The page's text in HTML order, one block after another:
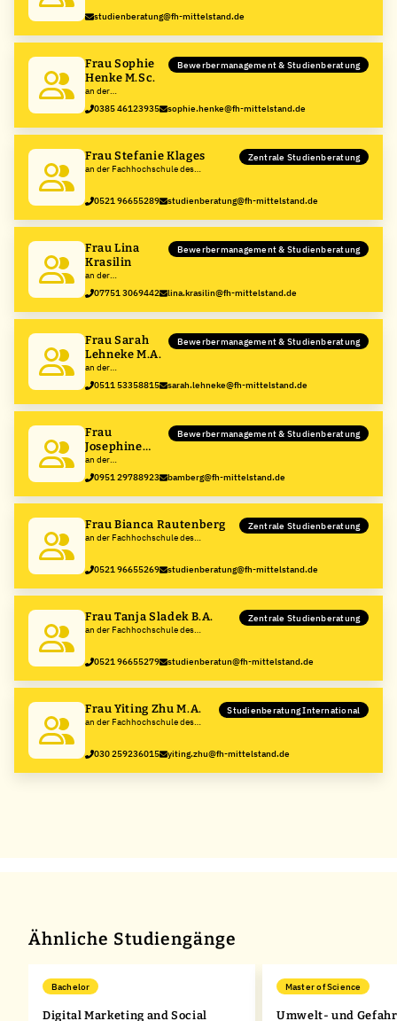
studienberatung@fh-mittelstand.de
Frau Sophie
Henke M.Sc.
an der
Fachhochschule des
Mittelstands (FHM)
Bewerbermanagement & Studienberatung
0385 46123935 sophie.henke@fh-mittelstand.de
Frau Stefanie Klages
an der Fachhochschule des
Zentrale Studienberatung
0521 96655289 studienberatung@fh-mittelstand.de
Frau Lina
Krasilin
an der
Fachhochschule des
Mittelstands (FHM)
Bewerbermanagement & Studienberatung
07751 3069442 lina.krasilin@fh-mittelstand.de
Frau Sarah
Lehneke M.A.
an der
Fachhochschule des
Mittelstands (FHM)
Bewerbermanagement & Studienberatung
0511 53358815 sarah.lehneke@fh-mittelstand.de
Frau
Josephine
Neubert M.A.
an der
Fachhochschule des
Mittelstands (FHM)
Bewerbermanagement & Studienberatung
0951 29788923 bamberg@fh-mittelstand.de
Frau Bianca Rautenberg
an der Fachhochschule des
Zentrale Studienberatung
0521 96655269 studienberatung@fh-mittelstand.de
Frau Tanja Sladek B.A.
an der Fachhochschule des
Zentrale Studienberatung
0521 96655279 studienberatun@fh-mittelstand.de
Frau Yiting Zhu M.A.
an der Fachhochschule des
Studienberatung International
030 259236015 yiting.zhu@fh-mittelstand.de
Ähnliche Studiengänge
Bachelor
Digital Marketing and Social
Master of Science
Umwelt- und